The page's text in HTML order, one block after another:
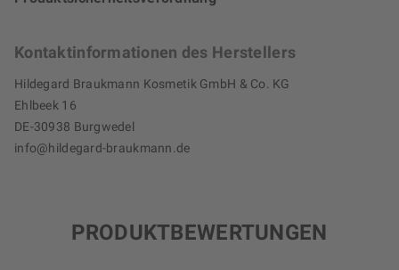
Kontaktinformationen des Herstellers
Hildegard Braukmann Kosmetik GmbH & Co. KG
Ehlbeek 16
DE-30938 Burgwedel
info@hildegard-braukmann.de
PRODUKTBEWERTUNGEN